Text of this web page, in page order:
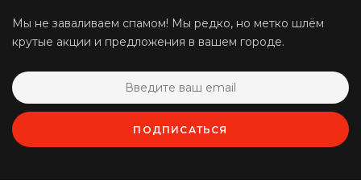
Мы не заваливаем спамом! Мы редко, но метко шлём
крутые акции и предложения в вашем городе.
ПОДПИСАТЬСЯ